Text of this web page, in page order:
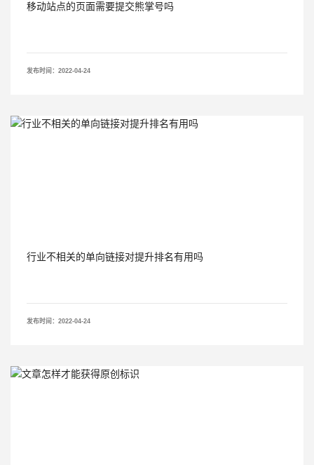
移动站点的页面需要提交熊掌号吗
发布时间：2022-04-24
行业不相关的单向链接对提升排名有用吗
发布时间：2022-04-24